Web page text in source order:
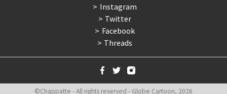
Instagram
Twitter
Facebook
Threads
©Chappatte - All rights reserved - Globe Cartoon, 2026